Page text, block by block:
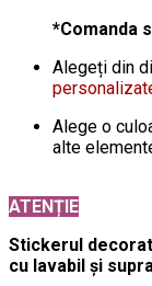
*Comanda
Alegeți din
Alege o
alte
ATENȚIE
Stickerul
cu lavabil și